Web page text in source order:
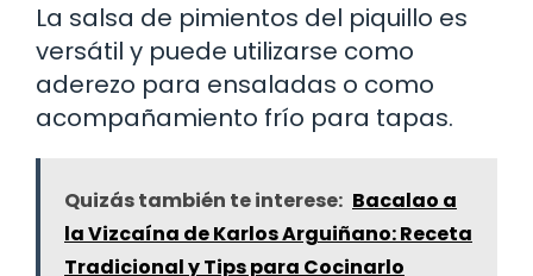
La salsa de pimientos del piquillo es
versátil y puede utilizarse como
aderezo para ensaladas o como
acompañamiento frío para tapas.
Quizás también te interese: Bacalao a
la Vizcaína de Karlos Arguiñano: Receta
Tradicional y Tips para Cocinarlo